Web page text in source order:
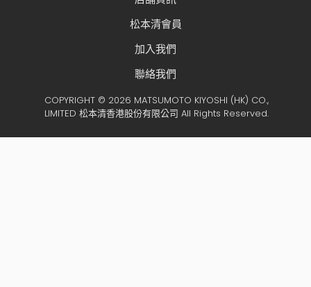
松本清會員
加入我們
聯絡我們
COPYRIGHT © 2026 MATSUMOTO KIYOSHI (HK) CO.,
LIMITED 松本清香港股份有限公司 All Rights Reserved.